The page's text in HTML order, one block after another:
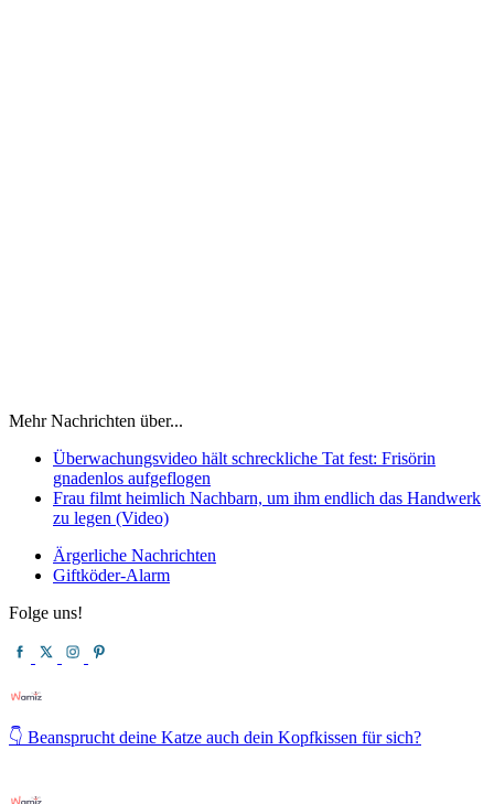
Mehr Nachrichten über...
Überwachungsvideo hält schreckliche Tat fest: Frisörin
gnadenlos aufgeflogen
Frau filmt heimlich Nachbarn, um ihm endlich das Handwerk
zu legen (Video)
Ärgerliche Nachrichten
Giftköder-Alarm
Folge uns!
👇 Beansprucht deine Katze auch dein Kopfkissen für sich?